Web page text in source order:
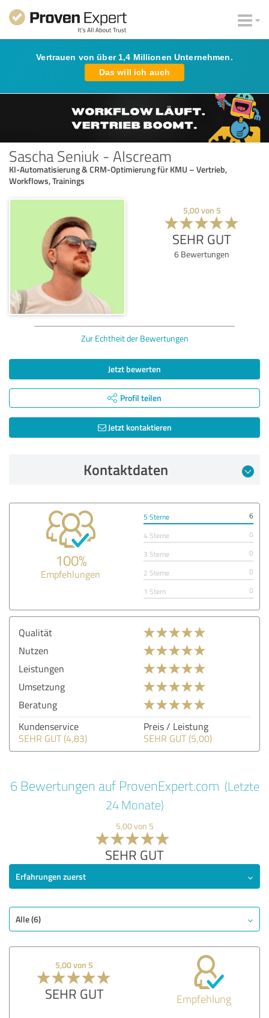
Vertrauen von über 1,4 Millionen Unternehmen.
Das will ich auch
Sascha Seniuk - AIscream
KI-Automatisierung & CRM-Optimierung für KMU – Vertrieb,
Workflows, Trainings
5,00von 5
SEHR GUT
6 Bewertungen
Zur Echtheit der Bewertungen
Jetzt bewerten
Profil teilen
Jetzt kontaktieren
Kontaktdaten
100%
Empfehlungen
5 Sterne
6
4 Sterne
0
3 Sterne
0
2 Sterne
0
1 Stern
0
Qualität
Nutzen
Leistungen
Umsetzung
Beratung
Kundenservice
SEHR GUT (4,83)
Preis / Leistung
SEHR GUT (5,00)
6 Bewertungen auf ProvenExpert.com (Letzte
24 Monate)
5,00 von 5
SEHR GUT
Erfahrungen zuerst
Alle (6)
5,00 von 5
SEHR GUT Empfehlung